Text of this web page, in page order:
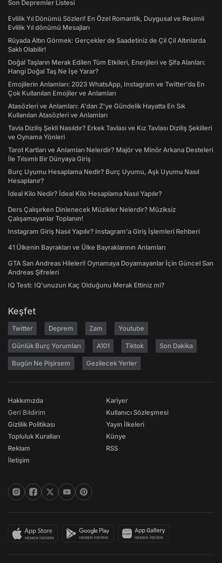
Son Depremler Listesi
Evlilik Yıl Dönümü Sözleri! En Özel Romantik, Duygusal ve Resimli
Evlilik Yıl dönümü Mesajları
Rüyada Altın Görmek: Gerçekler de Saadetiniz de Çil Çil Altınlarda
Saklı Olabilir!
Doğal Taşların Merak Edilen Tüm Etkileri, Enerjileri ve Şifa Alanları:
Hangi Doğal Taş Ne İşe Yarar?
Emojilerin Anlamları: 2023 WhatsApp, Instagram ve Twitter'da En
Çok Kullanılan Emojiler ve Anlamları
Atasözleri ve Anlamları: A'dan Z'ye Gündelik Hayatta En Sık
Kullanılan Atasözleri ve Anlamları
Tavla Diziliş Şekli Nasıldır? Erkek Tavlası ve Kız Tavlası Diziliş Şekilleri
ve Oynama Yönleri
Tarot Kartları ve Anlamları Nelerdir? Majör ve Minör Arkana Desteleri
İle Tılsımlı Bir Dünyaya Giriş
Burç Uyumu Hesaplama Nedir? Burç Uyumu, Aşk Uyumu Nasıl
Hesaplanır?
İdeal Kilo Nedir? İdeal Kilo Hesaplama Nasıl Yapılır?
Ders Çalışırken Dinlenecek Müzikler Nelerdir? Müziksiz
Çalışamayanlar Toplanın!
Instagram Giriş Nasıl Yapılır? Instagram'a Giriş İşlemleri Rehberi
41 Ülkenin Bayrakları ve Ülke Bayraklarının Anlamları
GTA San Andreas Hileleri! Oynamaya Doyamayanlar İçin Güncel San
Andreas Şifreleri
IQ Testi: IQ'unuzun Kaç Olduğunu Merak Ettiniz mi?
Keşfet
Twitter Deprem Zam Youtube
Günlük Burç Yorumları A101 Tiktok Son Dakika
Bugün Ne Pişirsem Gezilecek Yerler
Hakkımızda
Geri Bildirim
Gizlilik Politikası
Topluluk Kuralları
Reklam
İletişim
Kariyer
Kullanıcı Sözleşmesi
Yayın İlkeleri
Künye
RSS